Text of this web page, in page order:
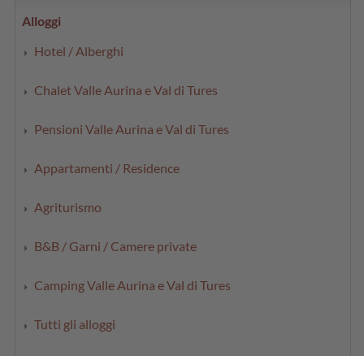
Alloggi
Hotel / Alberghi
Chalet Valle Aurina e Val di Tures
Pensioni Valle Aurina e Val di Tures
Appartamenti / Residence
Agriturismo
B&B / Garni / Camere private
Camping Valle Aurina e Val di Tures
Tutti gli alloggi